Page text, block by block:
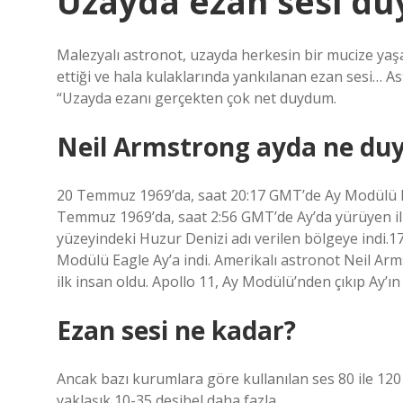
Malezyalı astronot, uzayda herkesin bir mucize
ettiği ve hala kulaklarında yankılanan ezan sesi…
“Uzayda ezanı gerçekten çok net duydum.
Neil Armstrong ayda ne
20 Temmuz 1969’da, saat 20:17 GMT’de Ay
Temmuz 1969’da, saat 2:56 GMT’de Ay’da yürüyen
yüzeyindeki Huzur Denizi adı verilen bölgeye
Modülü Eagle Ay’a indi. Amerikalı astronot Neil
ilk insan oldu. Apollo 11, Ay Modülü’nden çıkıp
Ezan sesi ne kadar?
Ancak bazı kurumlara göre kullanılan ses 80 ile